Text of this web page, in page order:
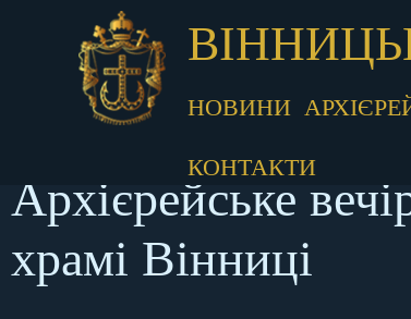
НОВИНИ
КОНТАКТИ
Архієрейське
храмі Вінниці